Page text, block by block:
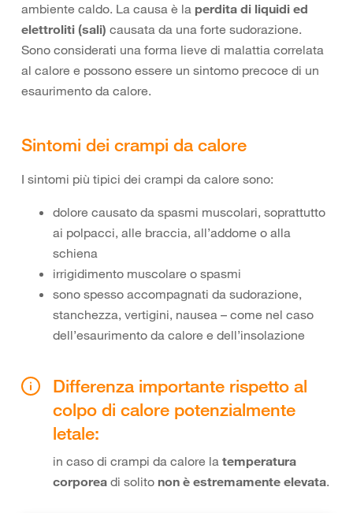
ambiente caldo. La causa è la perdita di liquidi ed
elettroliti (sali) causata da una forte sudorazione.
Sono considerati una forma lieve di malattia correlata
al calore e possono essere un sintomo precoce di un
esaurimento da calore.
Sintomi dei crampi da calore
I sintomi più tipici dei crampi da calore sono:
dolore causato da spasmi muscolari, soprattutto
ai polpacci, alle braccia, all’addome o alla
schiena
irrigidimento muscolare o spasmi
sono spesso accompagnati da sudorazione,
stanchezza, vertigini, nausea – come nel caso
dell’esaurimento da calore e dell’insolazione
Differenza importante rispetto al
colpo di calore potenzialmente
letale:
in caso di crampi da calore la temperatura
corporea di solito non è estremamente elevata.